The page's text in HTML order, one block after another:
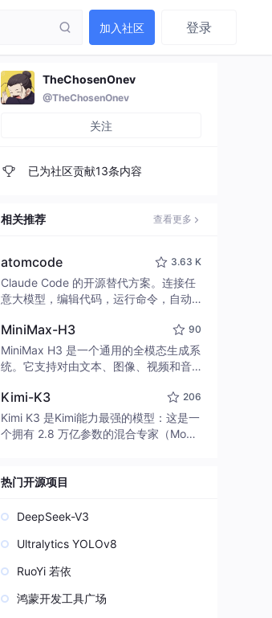
加入社区 登录
TheChosenOnev
@TheChosenOnev
关注
已为社区贡献13条内容
相关推荐 查看更多
atomcode 3.63 K
Claude Code 的开源替代方案。连接任
意大模型，编辑代码，运行命令，自动
致性能。 ｜ An open-source alternativ
e to Claude Code. Connect any LLM,
edit code, run commands, and verify
MiniMax-H3 90
MiniMax H3 是一个通用的全模态生成系
统。它支持对由文本、图像、视频和音
并能生成分辨率高达 2K、时长可达 15
秒的带原生立体声音频的视频。得益于
面向任务泛化的系统设计，H3 在预训练
模态指令。
Kimi-K3 206
Kimi K3 是Kimi能力最强的模型：这是一
个拥有 2.8 万亿参数的混合专家（Mo
热门开源项目
DeepSeek-V3
Ultralytics YOLOv8
RuoYi 若依
鸿蒙开发工具广场